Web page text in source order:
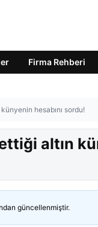
Firma Rehberi
hesabını sordu!
altın
güncellenmiştir.